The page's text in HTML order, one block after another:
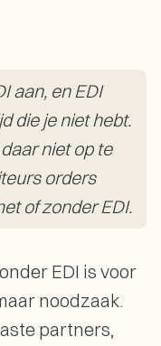
aan, en EDI
die je niet hebt.
niet op te
orders
of zonder EDI.
EDI is voor
noodzaak.
partners,